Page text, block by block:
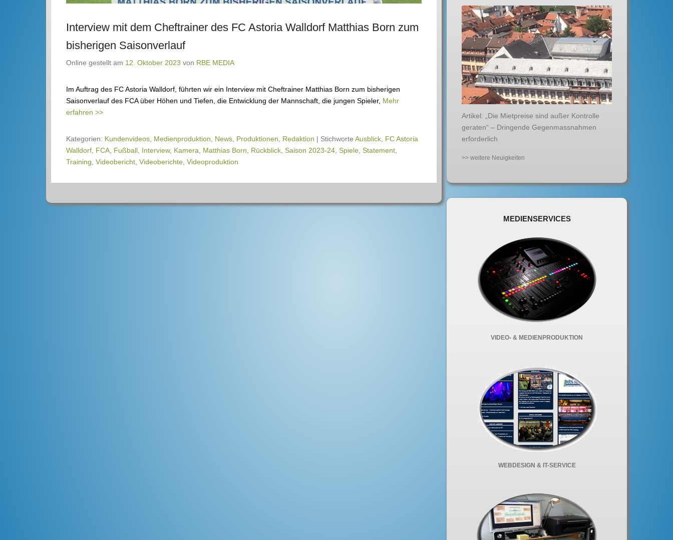
Interview mit dem Cheftrainer des FC Astoria Walldorf Matthias Born zum
bisherigen Saisonverlauf
Online gestellt am 12. Oktober 2023 von RBE MEDIA
Im Auftrag des FC Astoria Walldorf, führten wir ein Interview mit Cheftrainer Matthias Born zum bisherigen
Saisonverlauf des FCA über Höhen und Tiefen, die Entwicklung der Mannschaft, die jungen Spieler, Mehr
erfahren >>
Kategorien: Kundenvideos Medienproduktion News Produktionen Redaktion | Stichworte Ausblick FC Astoria
Walldorf FCA Fußball Interview, Kamera Matthias Born Rückblick Saison 2023-24 Spiele Statement
Training Videobericht Videoberichte Videoproduktion
Artikel: „Die Mietpreise sind außer Kontrolle
geraten“ – Dringende Gegenmassnahmen
erforderlich
>> weitere Neuigkeiten
MEDIENSERVICES
VIDEO- & MEDIENPRODUKTION
WEBDESIGN & IT-SERVICE